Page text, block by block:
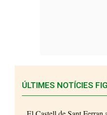
ÚLTIMES NOTÍCIES